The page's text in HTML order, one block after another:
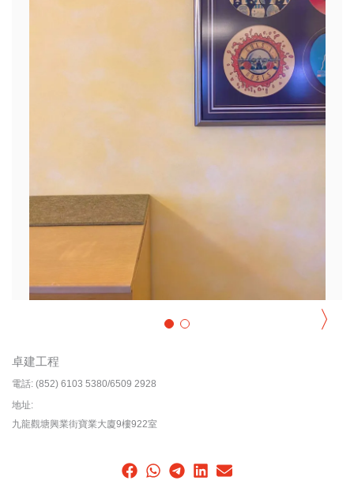
〉
卓建工程
電話: (852) 6103 5380/6509 2928
地址:
九龍觀塘興業街寶業大廈9樓922室